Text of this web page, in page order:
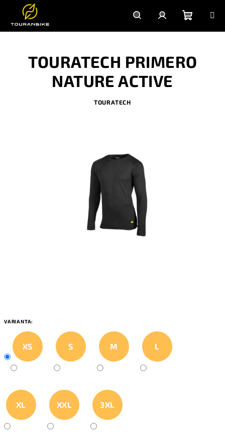
obsah
košík
VARIANTA:
XS S M L
XL XXL 3XL
TOURATECH PRIMERO
NATURE ACTIVE
TOURATECH